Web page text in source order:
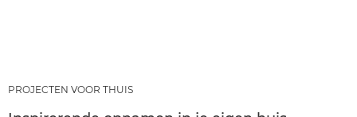
PROJECTEN VOOR THUIS